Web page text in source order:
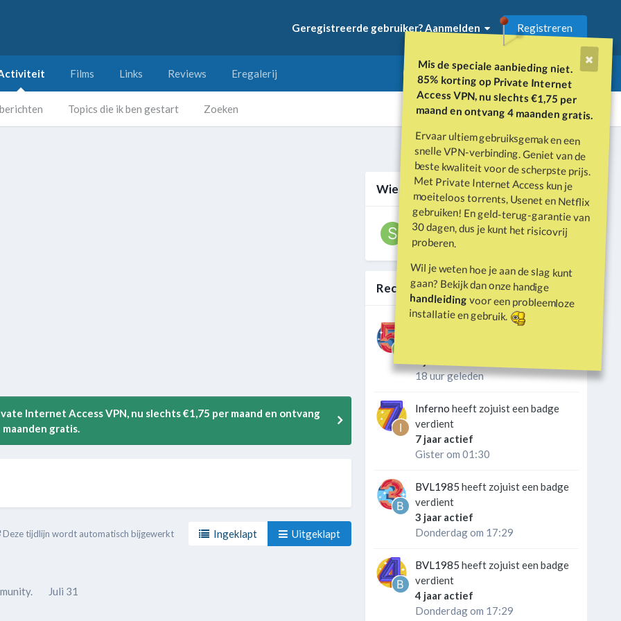
Mis de speciale aanbieding niet.
85% korting op Private Internet
Access VPN, nu slechts €1,75 per
maand en ontvang 4 maanden gratis.
Ervaar ultiem gebruiksgemak en een
snelle VPN-verbinding. Geniet van de
beste kwaliteit voor de scherpste prijs.
Met Private Internet Access kun je
moeiteloos torrents, Usenet en Netflix
gebruiken! En geld-terug-garantie van
30 dagen, dus je kunt het risicovrij
proberen.
Wil je weten hoe je aan de slag kunt
gaan? Bekijk dan onze handige
handleidingvoor een probleemloze
installatie en gebruik.
Geregistreerde gebruiker? Aanmelden Registreren
Topics die ik ben gestart Zoeken
Films Links Reviews Eregalerij
Alle activiteit
Internet Access VPN, nu slechts €1,75 per maand en ontvang
maanden gratis.
Deze tijdlijn wordt automatisch bijgewerkt Ingeklapt Uitgeklapt
Juli 31
Wie zijn er online?
Recente prestaties
heeft zojuist een
18 uur geleden
Inferno heeft zojuist een badge
verdient
7 jaar actief
Gister om 01:30
BVL1985 heeft zojuist een badge
verdient
3 jaar actief
Donderdag om 17:29
BVL1985 heeft zojuist een badge
verdient
4 jaar actief
Donderdag om 17:29